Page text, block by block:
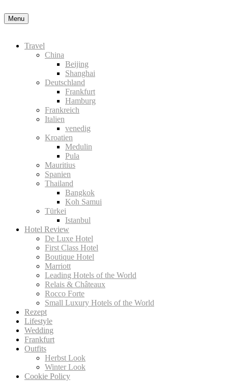
Menu
Travel
China
Beijing
Shanghai
Deutschland
Frankfurt
Hamburg
Frankreich
Italien
venedig
Kroatien
Medulin
Pula
Mauritius
Spanien
Thailand
Bangkok
Koh Samui
Türkei
Istanbul
Hotel Review
De Luxe Hotel
First Class Hotel
Boutique Hotel
Marriott
Leading Hotels of the World
Relais & Châteaux
Rocco Forte
Small Luxury Hotels of the World
Rezept
Lifestyle
Wedding
Frankfurt
Outfits
Herbst Look
Winter Look
Cookie Policy
Datenschutzerklärung